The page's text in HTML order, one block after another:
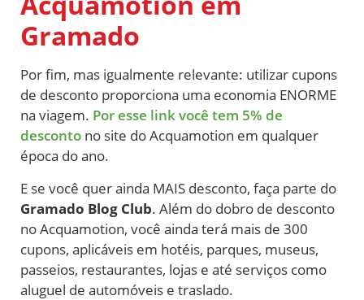
Gramado
Por fim, mas igualmente relevante: utilizar cupons
de desconto proporciona uma economia ENORME
na viagem. Por esse link você tem 5% de
desconto no site do Acquamotion em qualquer
época do ano.
E se você quer ainda MAIS desconto, faça parte do
Gramado Blog Club. Além do dobro de desconto
no Acquamotion, você ainda terá mais de 300
cupons, aplicáveis em hotéis, parques, museus,
passeios, restaurantes, lojas e até serviços como
aluguel de automóveis e traslado.